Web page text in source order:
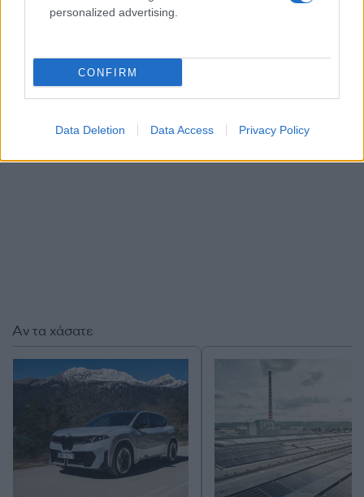
personalized advertising.
CONFIRM
Data Deletion Data Access Privacy Policy
πολύ πρωί οι κατατακτήριες δοκιμές
6 το πρωί, ώρα Ελλάδος.
Αν τα χάσατε